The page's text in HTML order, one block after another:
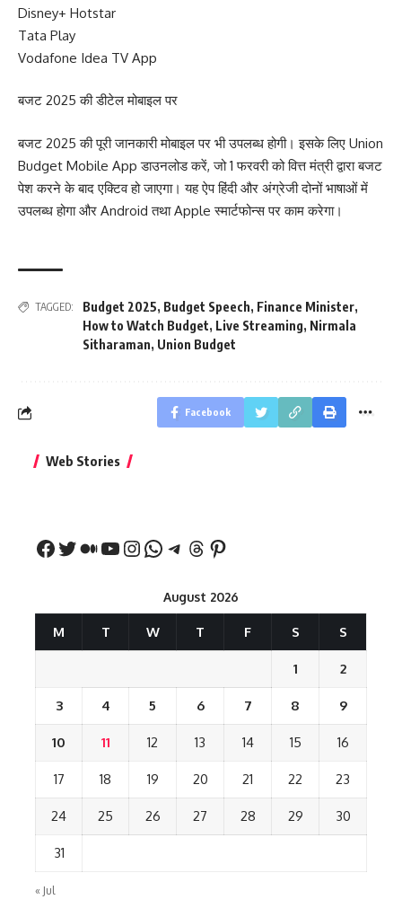
Disney+ Hotstar
Tata Play
Vodafone Idea TV App
बजट 2025 की डीटेल मोबाइल पर
बजट 2025 की पूरी जानकारी मोबाइल पर भी उपलब्ध होगी। इसके लिए Union
Budget Mobile App डाउनलोड करें, जो 1 फरवरी को वित्त मंत्री द्वारा बजट
पेश करने के बाद एक्टिव हो जाएगा। यह ऐप हिंदी और अंग्रेजी दोनों भाषाओं में
उपलब्ध होगा और Android तथा Apple स्मार्टफोन्स पर काम करेगा।
TAGGED: Budget 2025, Budget Speech, Finance Minister,
How to Watch Budget, Live Streaming, Nirmala
Sitharaman, Union Budget
Facebook
Web Stories
नीतीश कुमार का पहला
August 2026
M T W T F S S
1 2
3 4 5 6 7 8 9
10 11 12 13 14 15 16
17 18 19 20 21 22 23
24 25 26 27 28 29 30
31
« Jul